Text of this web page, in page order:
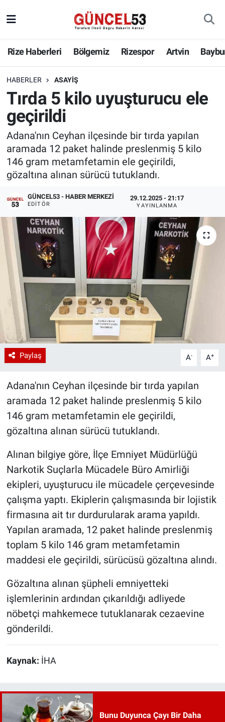
Rize Haberleri Bölgemiz Rizespor Artvin
HABERLER ASAYIŞ
Tırda 5 kilo uyuşturucu ele
geçirildi
Adana'nın Ceyhan ilçesinde bir tırda yapılan
aramada 12 paket halinde preslenmiş 5 kilo
146 gram metamfetamin ele geçirildi,
gözaltına alınan sürücü tutuklandı.
GÜNCEL53 - HABER MERKEZI
EDITÖR
29.12.2025 - 21:17
YAYINLANMA
Paylaş A- A+
Adana'nın Ceyhan ilçesinde bir tırda yapılan
aramada 12 paket halinde preslenmiş 5 kilo
146 gram metamfetamin ele geçirildi,
gözaltına alınan sürücü tutuklandı.
Alınan bilgiye göre, İlçe Emniyet Müdürlüğü
Narkotik Suçlarla Mücadele Büro Amirliği
ekipleri, uyuşturucu ile mücadele çerçevesinde
çalışma yaptı. Ekiplerin çalışmasında bir lojistik
firmasına ait tır durdurularak arama yapıldı.
Yapılan aramada, 12 paket halinde preslenmiş
toplam 5 kilo 146 gram metamfetamin
maddesi ele geçirildi, sürücüsü gözaltına alındı.
Gözaltına alınan şüpheli emniyetteki
işlemlerinin ardından çıkarıldığı adliyede
nöbetçi mahkemece tutuklanarak cezaevine
gönderildi.
Kaynak: İHA
Bunu Duyunca Çayı Bir Daha